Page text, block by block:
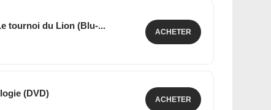
tournoi du Lion (Blu-...
ACHETER
(DVD)
ACHETER